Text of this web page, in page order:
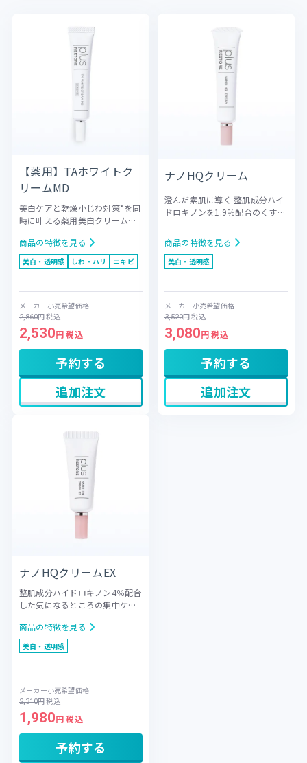
【薬用】TAホワイトク
リームMD
美白ケアと乾燥小じわ対策*を同
時に叶える薬用美白クリーム有
グリチルレチン酸ステアリルを
配合。シミ・そばかすを防ぎな
がら、乾燥による小じわを目立
験済み」の薬用クリームです。
濃厚な潤い効果で目元や口元な
どの気になる部分を集中ケア
し、ハリのある明るい肌印象へ
と導きます。顔全体はもちろ
ん、スポット使いとしてもおす
すめです。
商品の特徴を見る
美白・透明感 しわ・ハリ ニキビ
メーカー小売希望価格
2,860円税込
2,530円 税込
予約する
追加注文
ナノHQクリーム
澄んだ素肌に導く 整肌成分ハイ
ドロキノンを1.9％配合のくすみ
考慮した、広範囲にも使いやす
いハイドロキノン（整肌成分）
配合クリームです。透明感を追
ル、トコフェロール、アスコル
ビン酸をバランスよく配合。ダ
メージを受けやすい肌をいたわ
りながら、明るい印象の素肌へ
と導きます。
商品の特徴を見る
美白・透明感
メーカー小売希望価格
3,520円税込
3,080円 税込
予約する
追加注文
ナノHQクリームEX
整肌成分ハイドロキノン4％配合
した気になるところの集中ケア
な肌を考慮した、部分使いに適
したハイドロキノン（整肌成
分）配合クリームです。気にな
クスチャーで、ピンポイントの
集中ケアに最適です。整肌成分
としてフラーレン、グリチルリ
チン酸2K、パルミチン酸レチノ
ール、トコフェロール、アスコ
ルビン酸を配合し、乾燥による
くすみをケアします。ダメージ
商品の特徴を見る
美白・透明感
メーカー小売希望価格
2,310円税込
1,980円 税込
予約する